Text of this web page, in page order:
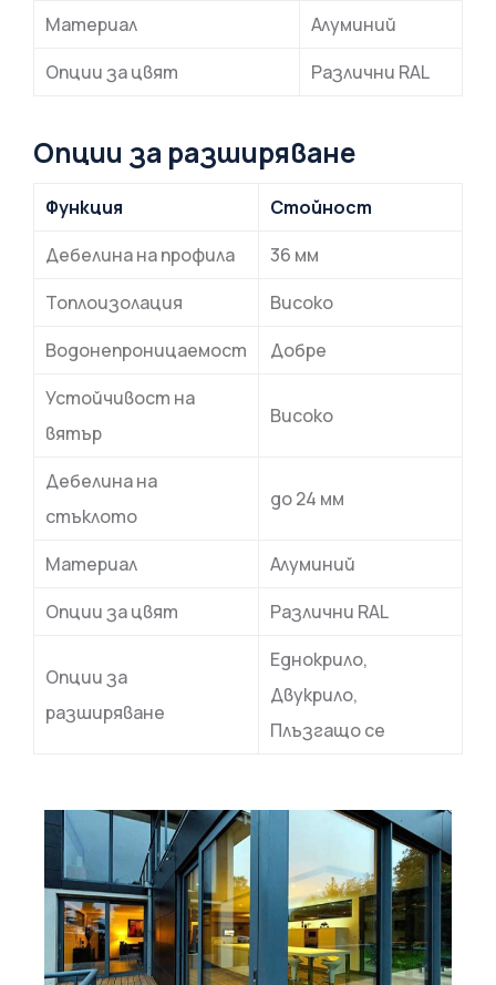
Материал
Алуминий
Опции за цвят
Различни RAL
Опции за разширяване
Функция
Стойност
Дебелина на профила
36 мм
Топлоизолация
Високо
Водонепроницаемост
Добре
Устойчивост на
вятър
Високо
Дебелина на
стъклото
до 24 мм
Материал
Алуминий
Опции за цвят
Различни RAL
Опции за
разширяване
Еднокрило,
Двукрило,
Плъзгащо се